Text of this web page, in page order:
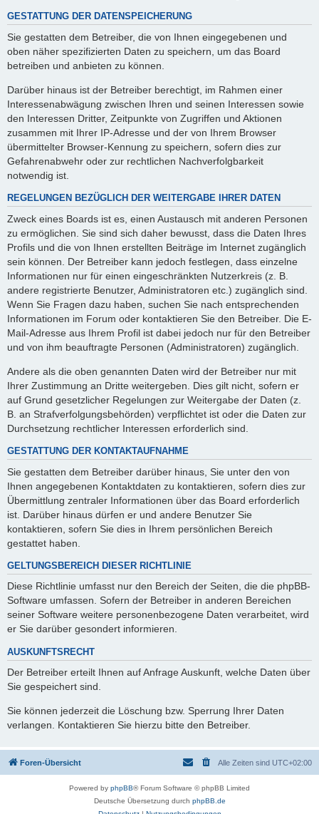
GESTATTUNG DER DATENSPEICHERUNG
Sie gestatten dem Betreiber, die von Ihnen eingegebenen und
oben näher spezifizierten Daten zu speichern, um das Board
betreiben und anbieten zu können.
Darüber hinaus ist der Betreiber berechtigt, im Rahmen einer
Interessenabwägung zwischen Ihren und seinen Interessen sowie
den Interessen Dritter, Zeitpunkte von Zugriffen und Aktionen
zusammen mit Ihrer IP-Adresse und der von Ihrem Browser
übermittelter Browser-Kennung zu speichern, sofern dies zur
Gefahrenabwehr oder zur rechtlichen Nachverfolgbarkeit
notwendig ist.
REGELUNGEN BEZÜGLICH DER WEITERGABE IHRER DATEN
Zweck eines Boards ist es, einen Austausch mit anderen Personen
zu ermöglichen. Sie sind sich daher bewusst, dass die Daten Ihres
Profils und die von Ihnen erstellten Beiträge im Internet zugänglich
sein können. Der Betreiber kann jedoch festlegen, dass einzelne
Informationen nur für einen eingeschränkten Nutzerkreis (z. B.
andere registrierte Benutzer, Administratoren etc.) zugänglich sind.
Wenn Sie Fragen dazu haben, suchen Sie nach entsprechenden
Informationen im Forum oder kontaktieren Sie den Betreiber. Die E-
Mail-Adresse aus Ihrem Profil ist dabei jedoch nur für den Betreiber
und von ihm beauftragte Personen (Administratoren) zugänglich.
Andere als die oben genannten Daten wird der Betreiber nur mit
Ihrer Zustimmung an Dritte weitergeben. Dies gilt nicht, sofern er
auf Grund gesetzlicher Regelungen zur Weitergabe der Daten (z.
B. an Strafverfolgungsbehörden) verpflichtet ist oder die Daten zur
Durchsetzung rechtlicher Interessen erforderlich sind.
GESTATTUNG DER KONTAKTAUFNAHME
Sie gestatten dem Betreiber darüber hinaus, Sie unter den von
Ihnen angegebenen Kontaktdaten zu kontaktieren, sofern dies zur
Übermittlung zentraler Informationen über das Board erforderlich
ist. Darüber hinaus dürfen er und andere Benutzer Sie
kontaktieren, sofern Sie dies in Ihrem persönlichen Bereich
gestattet haben.
GELTUNGSBEREICH DIESER RICHTLINIE
Diese Richtlinie umfasst nur den Bereich der Seiten, die die phpBB-
Software umfassen. Sofern der Betreiber in anderen Bereichen
seiner Software weitere personenbezogene Daten verarbeitet, wird
er Sie darüber gesondert informieren.
AUSKUNFTSRECHT
Der Betreiber erteilt Ihnen auf Anfrage Auskunft, welche Daten über
Sie gespeichert sind.
Sie können jederzeit die Löschung bzw. Sperrung Ihrer Daten
verlangen. Kontaktieren Sie hierzu bitte den Betreiber.
Foren-Übersicht Alle Zeiten sind UTC+02:00
Powered by phpBB® Forum Software © phpBB Limited
Deutsche Übersetzung durch phpBB.de